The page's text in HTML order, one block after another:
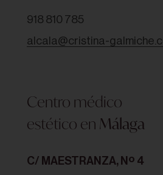
918 810 785
alcala@cristina-
Centro médico
estético en Málaga
C/ MAESTRANZA, Nº 4